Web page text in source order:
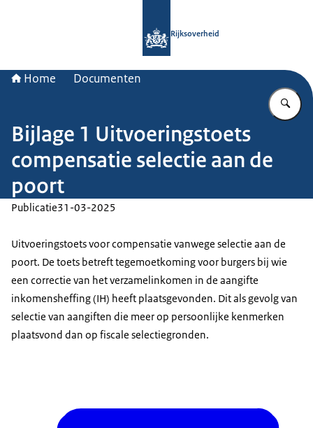
Rijksoverheid
Home Documenten
Bijlage 1 Uitvoeringstoets
compensatie selectie aan de
poort
Publicatie31-03-2025
Uitvoeringstoets voor compensatie vanwege selectie aan de
poort. De toets betreft tegemoetkoming voor burgers bij wie
een correctie van het verzamelinkomen in de aangifte
inkomensheffing (IH) heeft plaatsgevonden. Dit als gevolg van
selectie van aangiften die meer op persoonlijke kenmerken
plaatsvond dan op fiscale selectiegronden.